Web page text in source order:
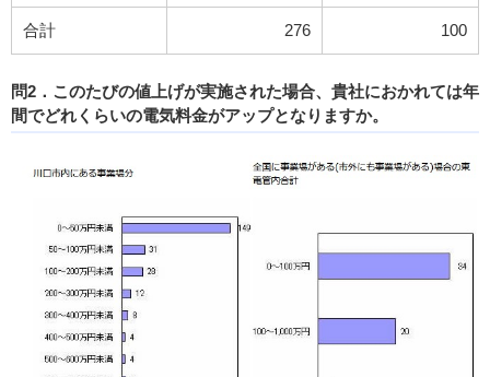
合計 276 100
問2．このたびの値上げが実施された場合、貴社におかれては年
間でどれくらいの電気料金がアップとなりますか。